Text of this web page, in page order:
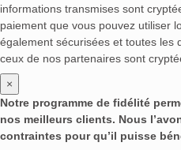
informations transmises sont
paiement que vous pouvez utiliser
également sécurisées et toutes les
ceux de nos partenaires sont
×
Notre programme de fidélité
nos meilleurs clients. Nous
contraintes pour qu’il puisse